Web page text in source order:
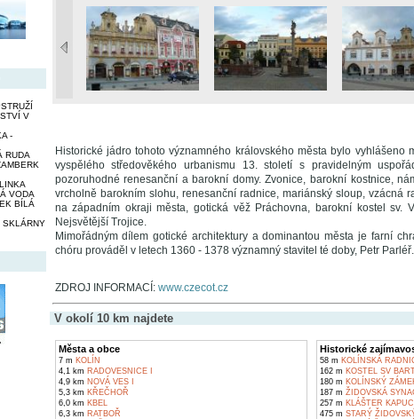
V
-
RUDA
VODA
BÍLÁ
SKLÁRNY
Historické jádro tohoto významného královského města bylo vyhlášeno
vyspělého středověkého urbanismu 13. století s pravidelným
pozoruhodné renesanční a barokní domy. Zvonice, barokní kostnice,
vrcholně barokním slohu, renesanční radnice, mariánský sloup, vzácná
na západním okraji města, gotická věž Práchovna, barokní kostel sv.
Nejsvětější Trojice.
Mimořádným dílem gotické architektury a dominantou města je farní
chóru prováděl v letech 1360 - 1378 významný stavitel té doby, Petr Parléř.
ZDROJ INFORMACÍ: www.czecot.cz
V okolí 10 km najdete
Města a obce
7 m KOLÍN
4,1 km RADOVESNICE I
4,9 km NOVÁ VES I
5,3 km KŘEČHOŘ
6,0 km KBEL
6,3 km RATBOŘ
Historické
58 m KOLÍNSKÁ
162 m KOSTEL SV
180 m KOLÍNSKÝ
187 m ŽIDOVSKÁ
257 m KLÁŠTER
475 m STARÝ